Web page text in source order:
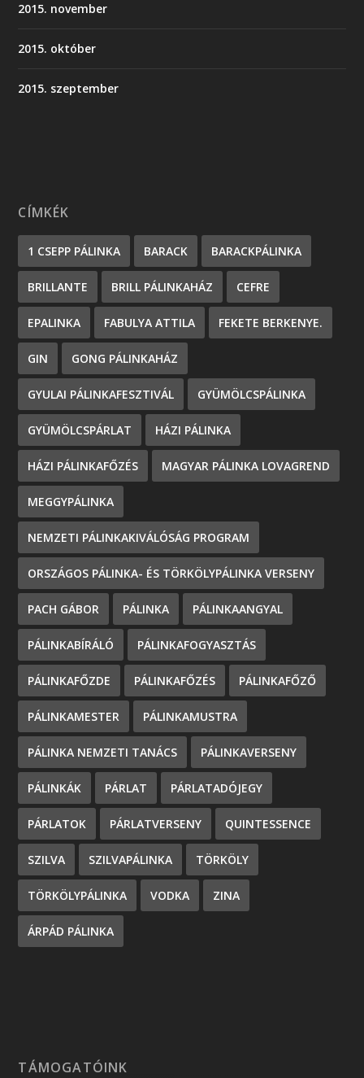
2015. november
2015. október
2015. szeptember
CÍMKÉK
1 CSEPP PÁLINKA BARACK BARACKPÁLINKA
BRILLANTE BRILL PÁLINKAHÁZ CEFRE
EPALINKA FABULYA ATTILA FEKETE BERKENYE.
GIN GONG PÁLINKAHÁZ
GYULAI PÁLINKAFESZTIVÁL GYÜMÖLCSPÁLINKA
GYÜMÖLCSPÁRLAT HÁZI PÁLINKA
HÁZI PÁLINKAFŐZÉS MAGYAR PÁLINKA LOVAGREND
MEGGYPÁLINKA
NEMZETI PÁLINKAKIVÁLÓSÁG PROGRAM
ORSZÁGOS PÁLINKA- ÉS TÖRKÖLYPÁLINKA VERSENY
PACH GÁBOR PÁLINKA PÁLINKAANGYAL
PÁLINKABÍRÁLÓ PÁLINKAFOGYASZTÁS
PÁLINKAFŐZDE PÁLINKAFŐZÉS PÁLINKAFŐZŐ
PÁLINKAMESTER PÁLINKAMUSTRA
PÁLINKA NEMZETI TANÁCS PÁLINKAVERSENY
PÁLINKÁK PÁRLAT PÁRLATADÓJEGY
PÁRLATOK PÁRLATVERSENY QUINTESSENCE
SZILVA SZILVAPÁLINKA TÖRKÖLY
TÖRKÖLYPÁLINKA VODKA ZINA
ÁRPÁD PÁLINKA
TÁMOGATÓINK